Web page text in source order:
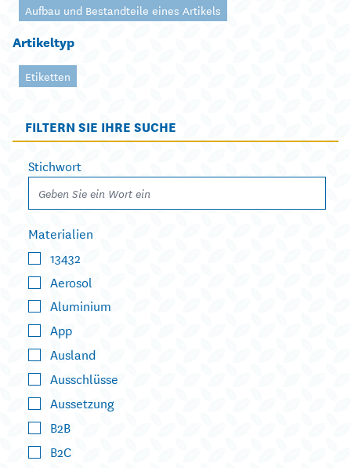
Aufbau und Bestandteile eines Artikels
Artikeltyp
Etiketten
FILTERN SIE IHRE SUCHE
Stichwort
Materialien
13432
Aerosol
Aluminium
App
Ausland
Ausschlüsse
Aussetzung
B2B
B2C